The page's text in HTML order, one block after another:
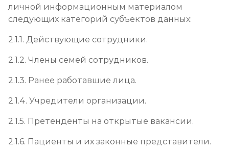
личной информационным материалом
следующих категорий субъектов данных:
2.1.1. Действующие сотрудники.
2.1.2. Члены семей сотрудников.
2.1.3. Ранее работавшие лица.
2.1.4. Учредители организации.
2.1.5. Претенденты на открытые вакансии.
2.1.6. Пациенты и их законные представители.